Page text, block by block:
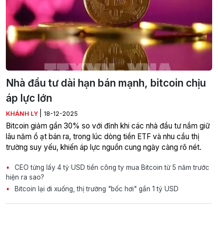
Nhà đầu tư dài hạn bán mạnh, bitcoin chịu
áp lực lớn
KHÁNH LY 18-12-2025
Bitcoin giảm gần 30% so với đỉnh khi các nhà đầu tư nắm giữ
lâu năm ồ ạt bán ra, trong lúc dòng tiền ETF và nhu cầu thị
trường suy yếu, khiến áp lực nguồn cung ngày càng rõ nét.
CEO từng lấy 4 tỷ USD tiền công ty mua Bitcoin từ 5 năm trước
hiện ra sao?
Bitcoin lại đi xuống, thị trường "bốc hơi" gần 1 tỷ USD